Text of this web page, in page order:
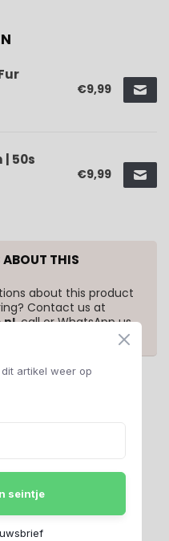
artikel weer op
seintje
€9,99
50s
€9,99
THIS
about this product
Contact us at
, call or WhatsApp us